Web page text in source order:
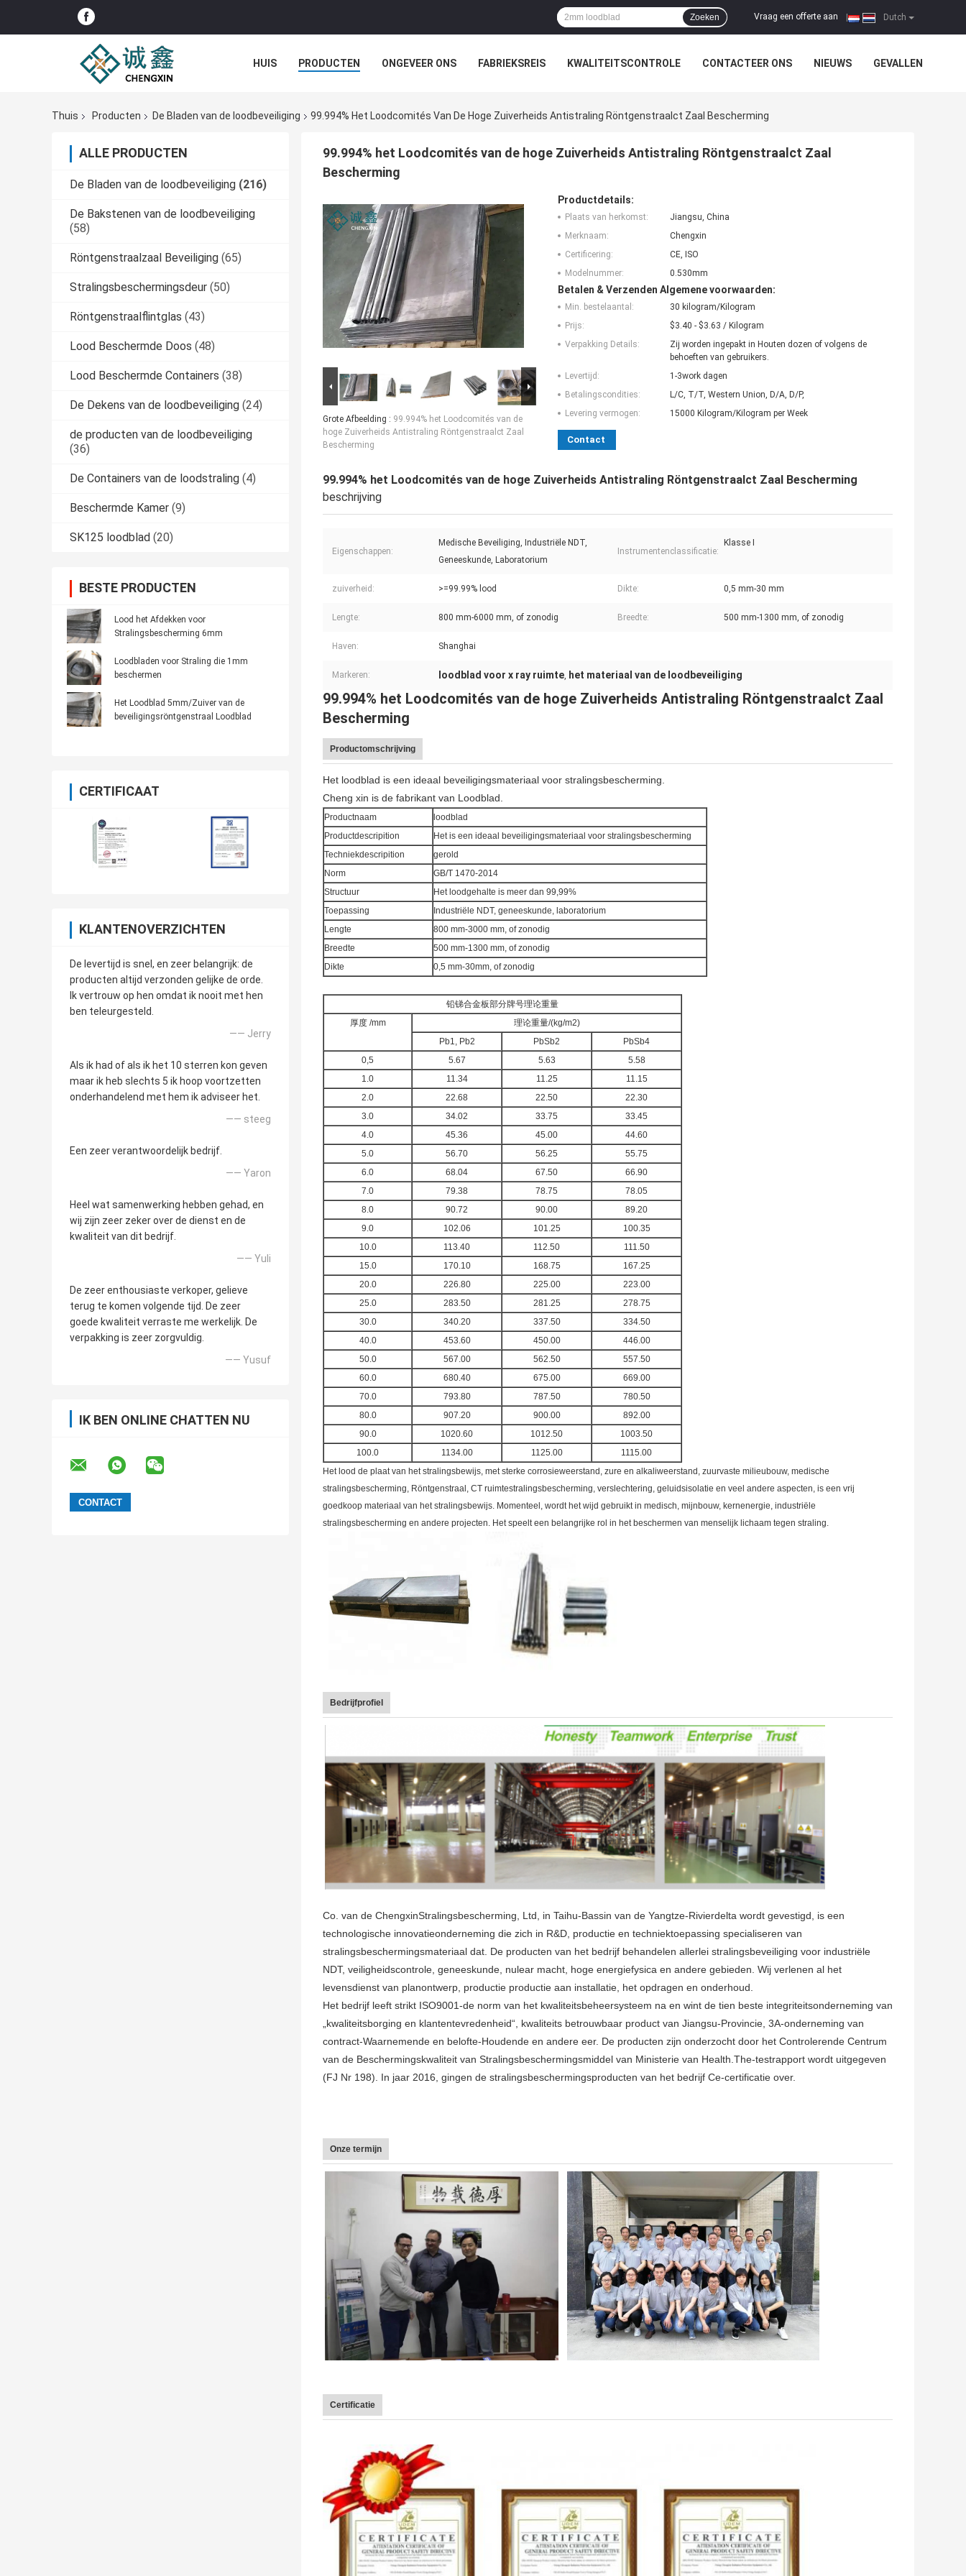
Dutch
Vraag een offerte aan
Zoeken
HUIS PRODUCTEN ONGEVEER ONS FABRIEKSREIS KWALITEITSCONTROLE CONTACTEER ONS NIEUWS GEVALLEN
Thuis Producten De Bladen van de loodbeveiliging 99.994% Het Loodcomités Van De Hoge Zuiverheids Antistraling Röntgenstraalct Zaal Bescherming
ALLE PRODUCTEN
De Bladen van de loodbeveiliging (216)
De Bakstenen van de loodbeveiliging
(58)
Röntgenstraalzaal Beveiliging (65)
Stralingsbeschermingsdeur (50)
Röntgenstraalflintglas (43)
Lood Beschermde Doos (48)
Lood Beschermde Containers (38)
De Dekens van de loodbeveiliging (24)
de producten van de loodbeveiliging
(36)
De Containers van de loodstraling (4)
Beschermde Kamer (9)
SK125 loodblad (20)
BESTE PRODUCTEN
Lood het Afdekken voor
Stralingsbescherming 6mm
Loodbladen voor Straling die 1mm
beschermen
Het Loodblad 5mm/Zuiver van de
beveiligingsröntgenstraal Loodblad
CERTIFICAAT
KLANTENOVERZICHTEN
De levertijd is snel, en zeer belangrijk: de
producten altijd verzonden gelijke de orde.
Ik vertrouw op hen omdat ik nooit met hen
ben teleurgesteld.
—— Jerry
Als ik had of als ik het 10 sterren kon geven
maar ik heb slechts 5 ik hoop voortzetten
onderhandelend met hem ik adviseer het.
—— steeg
Een zeer verantwoordelijk bedrijf.
—— Yaron
Heel wat samenwerking hebben gehad, en
wij zijn zeer zeker over de dienst en de
kwaliteit van dit bedrijf.
—— Yuli
De zeer enthousiaste verkoper, gelieve
terug te komen volgende tijd. De zeer
goede kwaliteit verraste me werkelijk. De
verpakking is zeer zorgvuldig.
—— Yusuf
IK BEN ONLINE CHATTEN NU
99.994% het Loodcomités van de hoge Zuiverheids Antistraling Röntgenstraalct Zaal
Bescherming
Grote Afbeelding : 99.994% het Loodcomités van de
hoge Zuiverheids Antistraling Röntgenstraalct Zaal
Bescherming
Productdetails:
Plaats van herkomst:
Jiangsu, China
Merknaam:
Chengxin
Certificering:
CE, ISO
Modelnummer:
0.530mm
Betalen & Verzenden Algemene voorwaarden:
Min. bestelaantal:
30 kilogram/Kilogram
Prijs:
$3.40 - $3.63 / Kilogram
Verpakking Details:
Zij worden ingepakt in Houten dozen of volgens de
behoeften van gebruikers.
Levertijd:
1-3work dagen
Betalingscondities:
L/C, T/T, Western Union, D/A, D/P,
Levering vermogen:
15000 Kilogram/Kilogram per Week
Contact
99.994% het Loodcomités van de hoge Zuiverheids Antistraling Röntgenstraalct Zaal Bescherming
beschrijving
Eigenschappen:
Medische Beveiliging, Industriële NDT,
Geneeskunde, Laboratorium
Instrumentenclassificatie:
Klasse I
zuiverheid: >=99.99% lood Dikte: 0,5 mm-30 mm
Lengte: 800 mm-6000 mm, of zonodig Breedte: 500 mm-1300 mm, of zonodig
Haven: Shanghai
Markeren: loodblad voor x ray ruimte, het materiaal van de loodbeveiliging
99.994% het Loodcomités van de hoge Zuiverheids Antistraling Röntgenstraalct Zaal
Bescherming
Productomschrijving
Het loodblad is een ideaal beveiligingsmateriaal voor stralingsbescherming.
Cheng xin is de fabrikant van Loodblad.
Productnaam
loodblad
Productdescripition
Het is een ideaal beveiligingsmateriaal voor stralingsbescherming
Techniekdescripition
gerold
Norm
GB/T 1470-2014
Structuur
Het loodgehalte is meer dan 99,99%
Toepassing
Industriële NDT, geneeskunde, laboratorium
Lengte
800 mm-3000 mm, of zonodig
Breedte
500 mm-1300 mm, of zonodig
Dikte
0,5 mm-30mm, of zonodig
铅锑合金板部分牌号理论重量
厚度 /mm
理论重量/(kg/m2)
Pb1, Pb2
PbSb2
PbSb4
0,5
5.67 5.63
5.58
1.0
11.34 11.25
11.15
2.0
22.68 22.50
22.30
3.0
34.02 33.75
33.45
4.0
45.36 45.00
44.60
5.0
56.70 56.25
55.75
6.0
68.04 67.50
66.90
7.0
79.38 78.75
78.05
8.0
90.72 90.00
89.20
9.0
102.06 101.25
100.35
10.0
113.40 112.50
111.50
15.0
170.10 168.75
167.25
20.0
226.80 225.00
223.00
25.0
283.50 281.25
278.75
30.0
340.20 337.50
334.50
40.0
453.60 450.00
446.00
50.0
567.00 562.50
557.50
60.0
680.40 675.00
669.00
70.0
793.80 787.50
780.50
80.0
907.20 900.00
892.00
90.0
1020.60 1012.50
1003.50
100.0
1134.00 1125.00
1115.00
Het lood de plaat van het stralingsbewijs, met sterke corrosieweerstand, zure en alkaliweerstand, zuurvaste milieubouw, medische
stralingsbescherming, Röntgenstraal, CT ruimtestralingsbescherming, verslechtering, geluidsisolatie en veel andere aspecten, is een vrij
goedkoop materiaal van het stralingsbewijs. Momenteel, wordt het wijd gebruikt in medisch, mijnbouw, kernenergie, industriële
stralingsbescherming en andere projecten. Het speelt een belangrijke rol in het beschermen van menselijk lichaam tegen straling.
Bedrijfprofiel
Co. van de ChengxinStralingsbescherming, Ltd, in Taihu-Bassin van de Yangtze-Rivierdelta wordt gevestigd, is een
technologische innovatieonderneming die zich in R&D, productie en techniektoepassing specialiseren van
stralingsbeschermingsmateriaal dat. De producten van het bedrijf behandelen allerlei stralingsbeveiliging voor industriële
NDT, veiligheidscontrole, geneeskunde, nulear macht, hoge energiefysica en andere gebieden. Wij verlenen al het
levensdienst van planontwerp, productie productie aan installatie, het opdragen en onderhoud.
Het bedrijf leeft strikt ISO9001-de norm van het kwaliteitsbeheersysteem na en wint de tien beste integriteitsonderneming van
„kwaliteitsborging en klantentevredenheid“, kwaliteits betrouwbaar product van Jiangsu-Provincie, 3A-onderneming van
contract-Waarnemende en belofte-Houdende en andere eer. De producten zijn onderzocht door het Controlerende Centrum
van de Beschermingskwaliteit van Stralingsbeschermingsmiddel van Ministerie van Health.The-testrapport wordt uitgegeven
(FJ Nr 198). In jaar 2016, gingen de stralingsbeschermingsproducten van het bedrijf Ce-certificatie over.
Onze termijn
Certificatie